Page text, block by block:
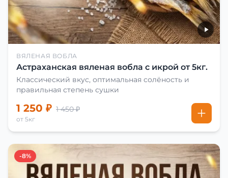
ВЯЛЕНАЯ ВОБЛА
Астраханская вяленая вобла с икрой от 5кг.
Классический вкус, оптимальная солёность и
правильная степень сушки
1 250 ₽ 1 450 ₽
от 5кг
-8%